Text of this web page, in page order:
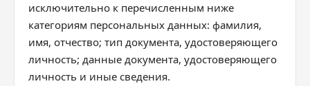
исключительно к перечисленным ниже
категориям персональных данных: фамилия,
имя, отчество; тип документа, удостоверяющего
личность; данные документа, удостоверяющего
личность и иные сведения.